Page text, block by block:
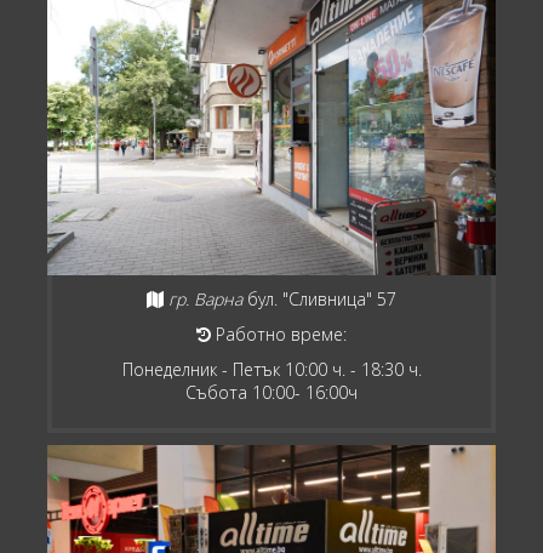
гр. Варна бул. "Сливница" 57
Работно време:
Понеделник - Петък 10:00 ч. - 18:30 ч.
Събота 10:00- 16:00ч